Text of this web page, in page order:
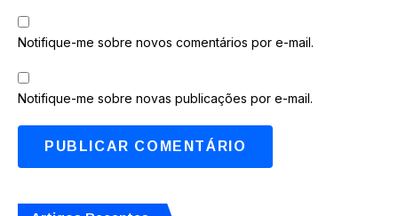
Notifique-me sobre novos comentários por e-mail.
Notifique-me sobre novas publicações por e-mail.